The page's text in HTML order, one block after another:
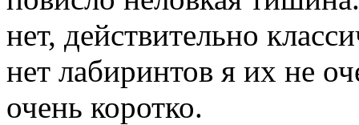
нет, действительно
нет лабиринтов я их не
очень коротко.